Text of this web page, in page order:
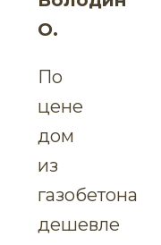
О.
По
цене
дом
из
газобетона
дешевле